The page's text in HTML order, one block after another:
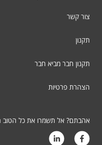
צור קשר
תקנון
תקנון חבר מביא חבר
הצהרת פרטיות
אהבתם? אל תשמרו את כל